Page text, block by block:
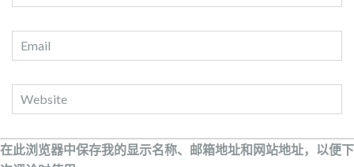
在此浏览器中保存我的显示名称、邮箱地址和网站地址，以便下